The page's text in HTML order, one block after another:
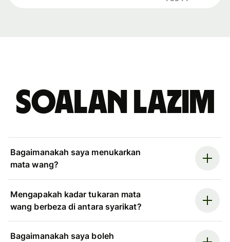
Soalan Lazim
Bagaimanakah saya menukarkan
mata wang?
Mengapakah kadar tukaran mata
wang berbeza di antara syarikat?
Bagaimanakah saya boleh